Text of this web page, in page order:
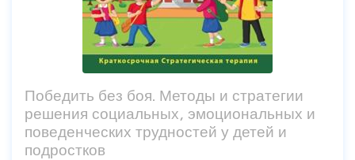
Победить без боя. Методы и стратегии
решения социальных, эмоциональных и
поведенческих трудностей у детей и
подростков